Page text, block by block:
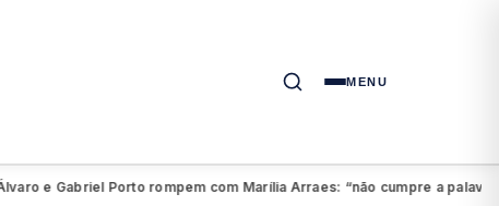
MENU
e Gabriel Porto rompem com Marília Arraes: “não cumpre a palavra”●